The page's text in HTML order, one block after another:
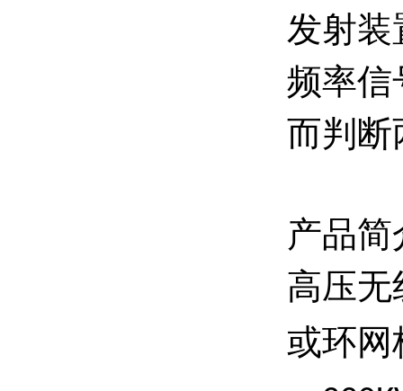
发射装
频率信
而判断
产品简
高压无
或环网